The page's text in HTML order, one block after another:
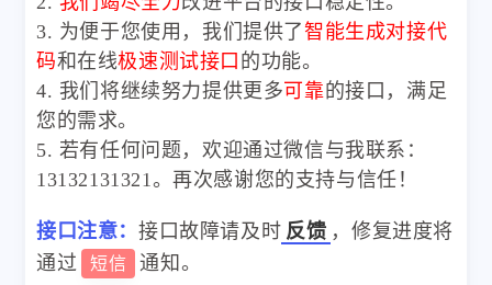
3. 为便于您使用，我们提供了智能生成对接代
码和在线极速测试接口 的功能。
4. 我们将继续努力提供更多可靠的接口，满足
您的需求。
5. 若有任何问题，欢迎通过微信与我联系：
13132131321。再次感谢您的支持与信任！
接口注意： 接口故障请及时 反馈 ，修复进度将
通过
短信 通知。